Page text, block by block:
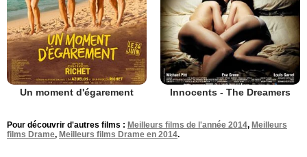
Un moment d'égarement Innocents - The Dreamers
Pour découvrir d'autres films : Meilleurs films de l'année 2014, Meilleurs
films Drame, Meilleurs films Drame en 2014.